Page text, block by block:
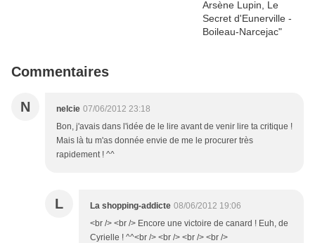
Commentaires
N nelcie 07/06/2012 23:18
Bon, j'avais dans l'idée de le lire avant de venir lire ta critique !
Mais là tu m'as donnée envie de me le procurer très
rapidement ! ^^
L La shopping-addicte 08/06/2012 19:06
<br /> <br /> Encore une victoire de canard ! Euh, de
Cyrielle ! ^^<br /> <br /> <br /> <br />